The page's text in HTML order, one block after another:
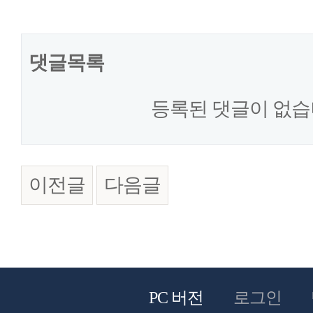
댓글목록
등록된 댓글이 없
이전글 다음글
PC 버전 로그인